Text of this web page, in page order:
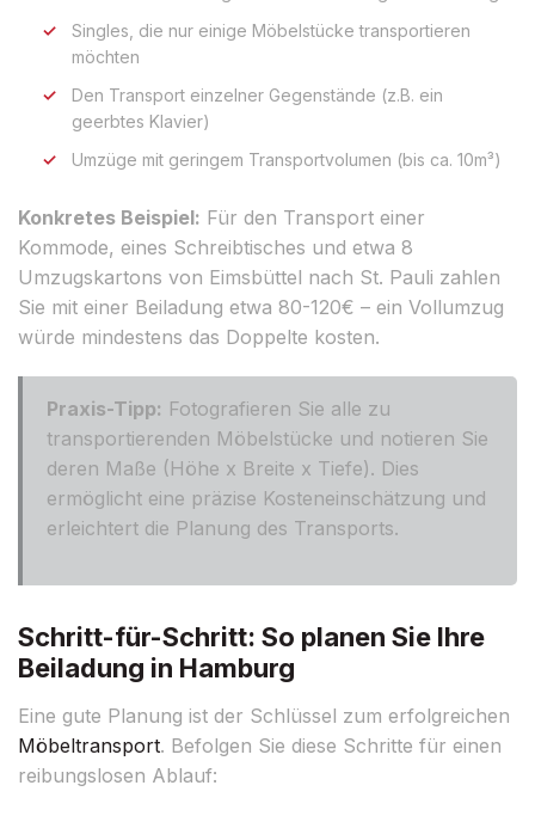
Singles, die nur einige Möbelstücke transportieren
möchten
Den Transport einzelner Gegenstände (z.B. ein
geerbtes Klavier)
Umzüge mit geringem Transportvolumen (bis ca. 10m³)
Konkretes Beispiel: Für den Transport einer
Kommode, eines Schreibtisches und etwa 8
Umzugskartons von Eimsbüttel nach St. Pauli zahlen
Sie mit einer Beiladung etwa 80-120€ – ein Vollumzug
würde mindestens das Doppelte kosten.
Praxis-Tipp: Fotografieren Sie alle zu
transportierenden Möbelstücke und notieren Sie
deren Maße (Höhe x Breite x Tiefe). Dies
ermöglicht eine präzise Kosteneinschätzung und
erleichtert die Planung des Transports.
Schritt-für-Schritt: So planen Sie Ihre
Beiladung in Hamburg
Eine gute Planung ist der Schlüssel zum erfolgreichen
Möbeltransport. Befolgen Sie diese Schritte für einen
reibungslosen Ablauf: